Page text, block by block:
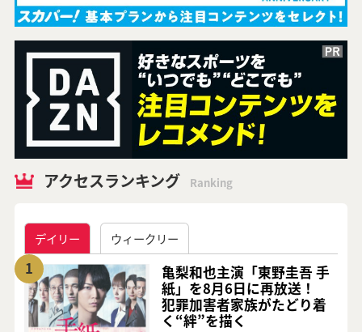
アクセスランキング Ranking
デイリー ウィークリー
1
亀梨和也主演「東野圭吾 手
紙」を8月6日に再放送！
犯罪加害者家族がたどり着
く“絆”を描く